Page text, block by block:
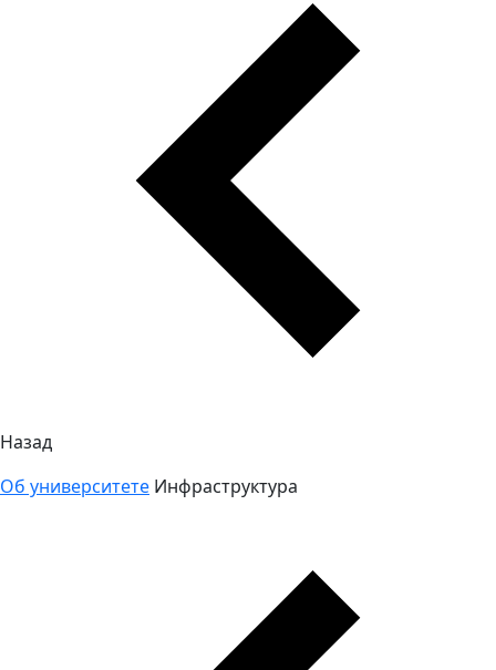
Назад
Об университете Инфраструктура